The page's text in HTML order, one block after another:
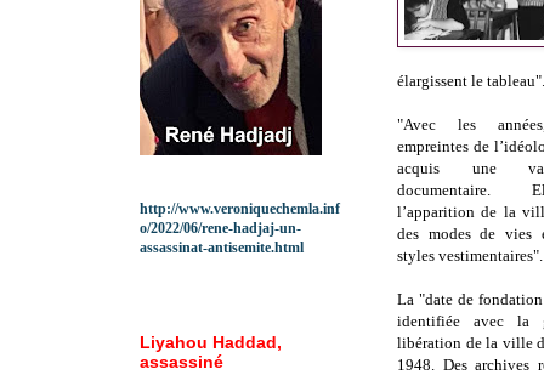
élargissent le tableau".
"Avec les
empreintes de
acquis une
documentaire.
l’apparition de la
des modes de vies
styles vestimentaires".
La "date de
identifiée avec la
libération de la ville
1948. Des archives
http://www.veroniquechemla.inf
o/2022/06/rene-hadjaj-un-
assassinat-antisemite.html
Liyahou Haddad,
assassiné